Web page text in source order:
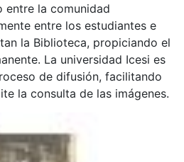
entre la comunidad
entre los estudiantes e
la Biblioteca, propiciando el
La universidad Icesi es
de difusión, facilitando
la consulta de las imágenes.